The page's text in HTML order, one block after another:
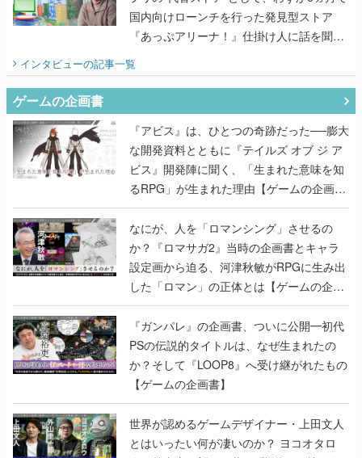
国内向けローンチを行った発見型ストア
『あっぷアリーナ！』仕掛け人に話を聞い
インタビューの記事一覧
ゲームの企画書
『アビス』は、ひとつの奇跡だった──膨大
な開発資料とともに『テイルズ オブ ジ ア
ビス』開発陣に聞く、「生まれた意味を知
るRPG」が生まれた理由【ゲームの企画
書】
なにが、人を「ロマンシング」させるの
か？『ロマサガ2』当時の企画書とキャラ
設定画から迫る、河津秋敏がRPGに生み出
した「ロマン」の正体とは【ゲームの企画
書】
『ガンパレ』の企画書、ついに公開━初代
PSの伝説的タイトルは、なぜ生まれたの
か？そして『LOOP8』へ受け継がれたもの
【ゲームの企画書】
世界が認めるゲームデザイナー・上田文人
とはいったい何が凄いのか？ ヨコオタロ